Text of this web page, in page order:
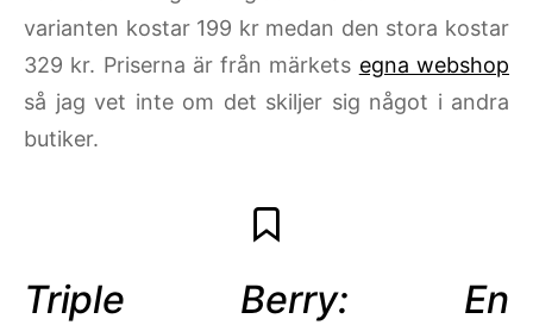
varianten kostar 199 kr medan den stora kostar
329 kr. Priserna är från märkets egna webshop
så jag vet inte om det skiljer sig något i andra
butiker.
Triple Berry: En